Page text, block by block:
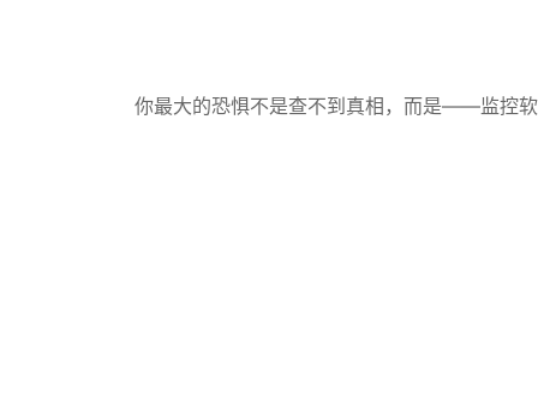
你最大的恐惧不是查不到真相，而是——监控